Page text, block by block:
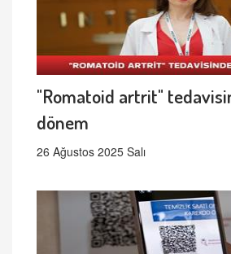
"Romatoid artrit"
dönem
26 Ağustos 2025 Salı